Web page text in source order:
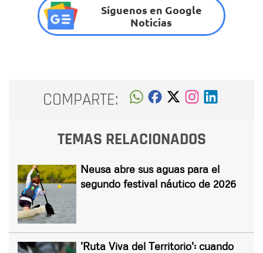
Síguenos en Google
Noticias
COMPARTE:
TEMAS RELACIONADOS
Neusa abre sus aguas para el
segundo festival náutico de 2026
'Ruta Viva del Territorio': cuando